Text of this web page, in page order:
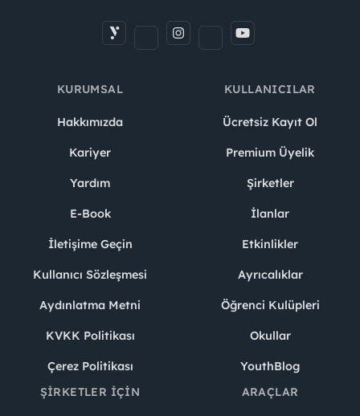
KURUMSAL
Hakkımızda
Kariyer
Yardım
E-Book
İletişime Geçin
Kullanıcı Sözleşmesi
Aydınlatma Metni
KVKK Politikası
Çerez Politikası
KULLANICILAR
Ücretsiz Kayıt Ol
Premium Üyelik
Şirketler
İlanlar
Etkinlikler
Ayrıcalıklar
Öğrenci Kulüpleri
Okullar
YouthBlog
ŞIRKETLER İÇIN
ARAÇLAR